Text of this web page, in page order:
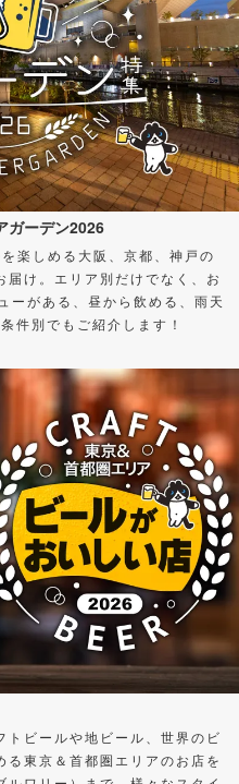
ガーデン2026
楽しめる大阪、京都、神戸の
け。エリア別だけでなく、お
ーがある、昼から飲める、雨天
件別でもご紹介します！
トビールや地ビール、世界のビ
東京＆首都圏エリアのお店を